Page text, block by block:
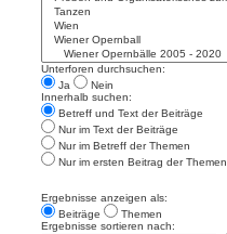
Unterforen durchsuchen:
Ja
Nein
Innerhalb suchen:
Betreff und Text der Beiträge
Nur im Text der Beiträge
Nur im Betreff der Themen
Nur im ersten Beitrag der Themen
Ergebnisse anzeigen als:
Beiträge
Themen
Ergebnisse sortieren nach: